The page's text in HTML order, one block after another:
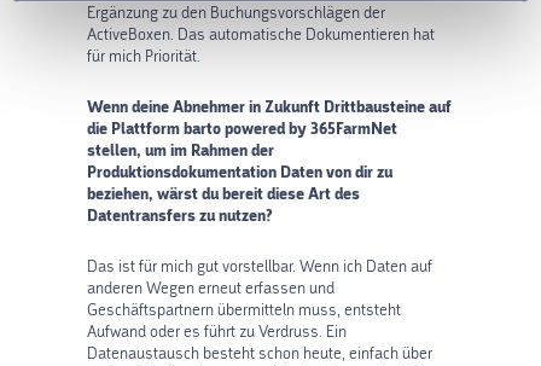
Ergänzung zu den Buchungsvorschlägen der
ActiveBoxen. Das automatische Dokumentieren hat
für mich Priorität.
Wenn deine Abnehmer in Zukunft Drittbausteine auf
die Plattform barto powered by 365FarmNet
stellen, um im Rahmen der
Produktionsdokumentation Daten von dir zu
beziehen, wärst du bereit diese Art des
Datentransfers zu nutzen?
Das ist für mich gut vorstellbar. Wenn ich Daten auf
anderen Wegen erneut erfassen und
Geschäftspartnern übermitteln muss, entsteht
Aufwand oder es führt zu Verdruss. Ein
Datenaustausch besteht schon heute, einfach über